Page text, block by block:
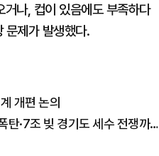
나, 컵이 있음에도 부족하다
문제가 발생했다.
개편 논의
"폭락장에도 코스피 1만2천 간다" 월가의 충격 전망! 美 반도체 15% 관세 폭탄·7조 빚 경기도 세수 전쟁까지